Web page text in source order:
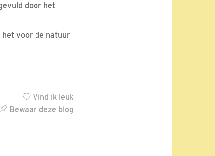
door het
het voor de natuur
Vind ik leuk
Bewaar deze blog